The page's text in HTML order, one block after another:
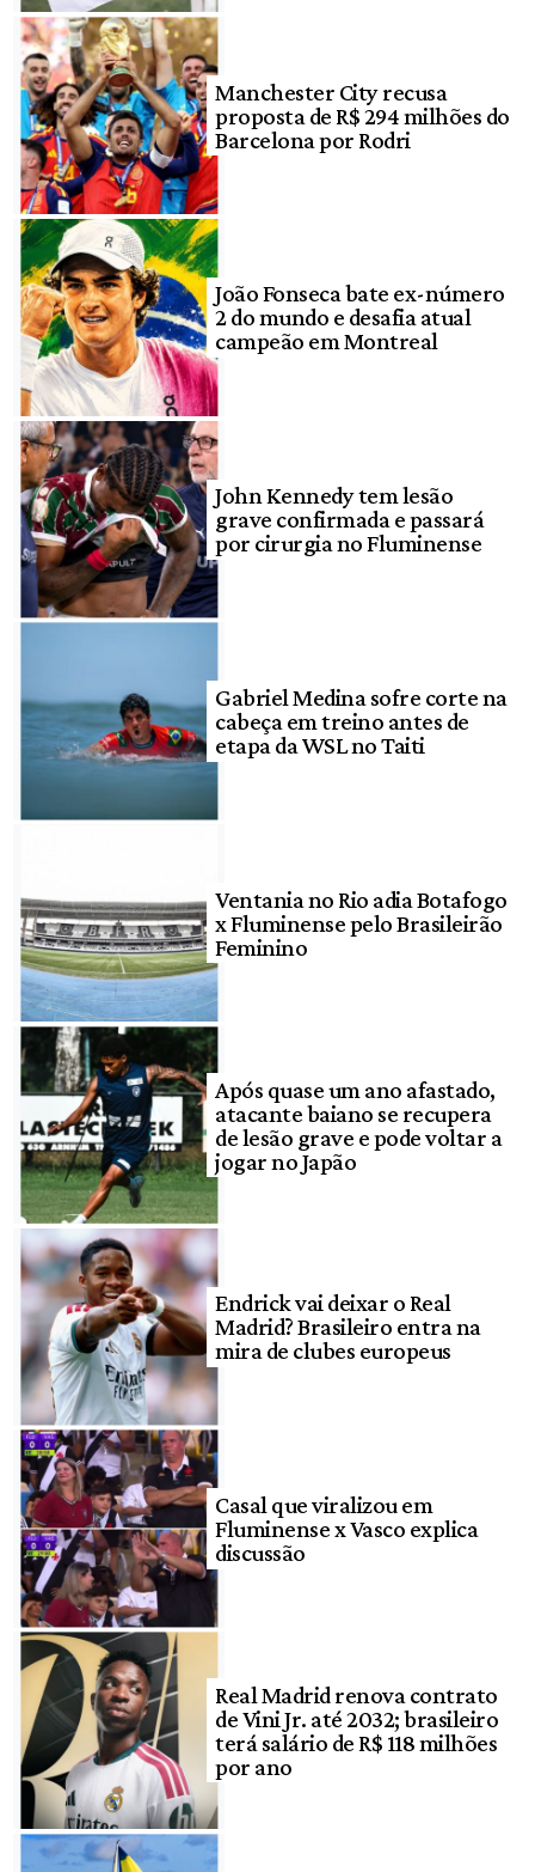
Manchester City recusa
proposta de R$ 294 milhões do
Barcelona por Rodri
João Fonseca bate ex-número
2 do mundo e desafia atual
campeão em Montreal
John Kennedy tem lesão
grave confirmada e passará
por cirurgia no Fluminense
Gabriel Medina sofre corte na
cabeça em treino antes de
etapa da WSL no Taiti
Ventania no Rio adia Botafogo
x Fluminense pelo Brasileirão
Feminino
Após quase um ano afastado,
atacante baiano se recupera
de lesão grave e pode voltar a
jogar no Japão
Endrick vai deixar o Real
Madrid? Brasileiro entra na
mira de clubes europeus
Casal que viralizou em
Fluminense x Vasco explica
discussão
Real Madrid renova contrato
de Vini Jr. até 2032; brasileiro
terá salário de R$ 118 milhões
por ano